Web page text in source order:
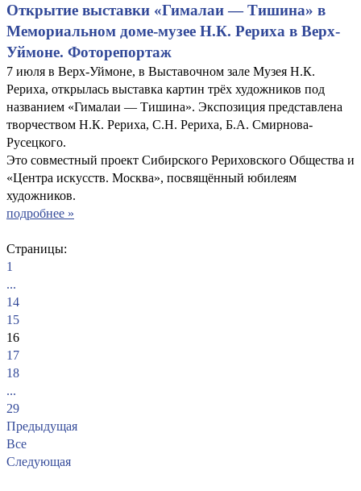
Открытие выставки «Гималаи — Тишина» в
Мемориальном доме-музее Н.К. Рериха в Верх-
Уймоне. Фоторепортаж
7 июля в Верх-Уймоне, в Выставочном зале Музея Н.К.
Рериха, открылась выставка картин трёх художников под
названием «Гималаи — Тишина». Экспозиция представлена
творчеством Н.К. Рериха, С.Н. Рериха, Б.А. Смирнова-
Русецкого.
Это совместный проект Сибирского Рериховского Общества и
«Центра искусств. Москва», посвящённый юбилеям
художников.
подробнее »
Страницы:
1
...
14
15
16
17
18
...
29
Предыдущая
Все
Следующая